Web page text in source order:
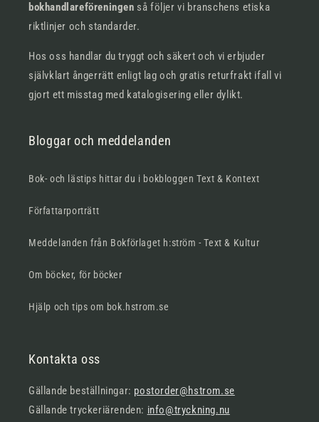
bokhandlareföreningen så följer vi branschens etiska
riktlinjer och standarder.
Hos oss handlar du tryggt och säkert och vi erbjuder
självklart ångerrätt enligt lag och gratis returfrakt ifall vi
gjort ett misstag med katalogisering eller dylikt.
Bloggar och meddelanden
Bok- och lästips hittar du i bokbloggen Text & Kontext
Författarporträtt
Meddelanden från Bokförlaget h:ström - Text & Kultur
Om böcker, för böcker
Hjälp och tips om bok.hstrom.se
Kontakta oss
Gällande beställningar: postorder@hstrom.se
Gällande tryckeriärenden: info@tryckning.nu